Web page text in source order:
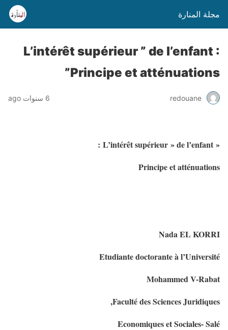
مجلة المنارة
L’intérêt supérieur ” de l’enfant :
Principe et atténuations”
redouane 6 سنوات ago
«
L’intérêt supérieur » de l’enfant :
Principe et atténuations
Nada EL KORRI
Etudiante doctorante à l’Université
Mohammed V-Rabat
Faculté des Sciences Juridiques,
Economiques et Sociales- Salé